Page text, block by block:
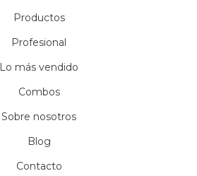
Productos
Profesional
Lo más vendido
Combos
Sobre nosotros
Blog
Contacto